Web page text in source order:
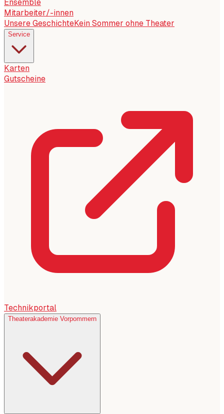
Ensemble
Mitarbeiter/-innen
Unsere GeschichteKein Sommer ohne Theater
Service
Karten
Gutscheine
Technikportal
Theaterakademie Vorpommern